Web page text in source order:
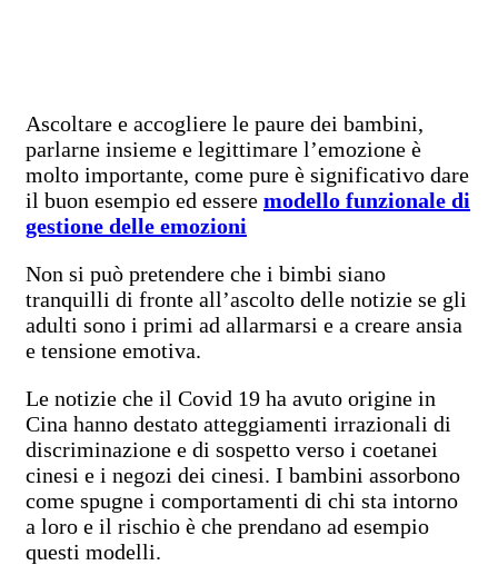
Ascoltare e accogliere le paure dei bambini,
parlarne insieme e legittimare l’emozione è
molto importante, come pure è significativo dare
il buon esempio ed essere modello funzionale di
gestione delle emozioni
Non si può pretendere che i bimbi siano
tranquilli di fronte all’ascolto delle notizie se gli
adulti sono i primi ad allarmarsi e a creare ansia
e tensione emotiva.
Le notizie che il Covid 19 ha avuto origine in
Cina hanno destato atteggiamenti irrazionali di
discriminazione e di sospetto verso i coetanei
cinesi e i negozi dei cinesi. I bambini assorbono
come spugne i comportamenti di chi sta intorno
a loro e il rischio è che prendano ad esempio
questi modelli.